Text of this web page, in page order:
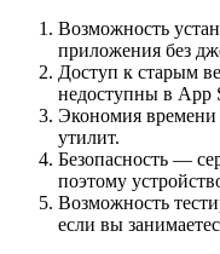
Возможность
приложения без
Доступ к старым
недоступны в App
Экономия
утилит.
Безопасность —
поэтому
Возможность
если вы